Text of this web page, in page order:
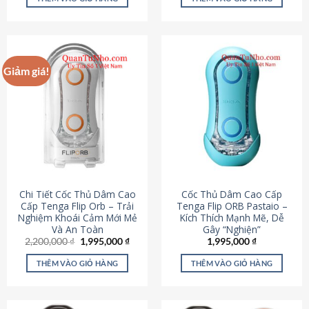
430,000 ₫. 650,000 ₫.
Giảm giá!
Chi Tiết Cốc Thủ Dâm Cao
Cấp Tenga Flip Orb – Trải
Nghiệm Khoái Cảm Mới Mẻ
Và An Toàn
2,200,000₫ Giá
gốc
là:
2,200,000 ₫.
1,995,000₫Giá
THÊM VÀO GIỎ HÀNG
Cốc Thủ Dâm Cao Cấp
Tenga Flip ORB Pastaio –
Kích Thích Mạnh Mẽ, Dễ
Gây “Nghiện”
1,995,000₫
THÊM VÀO GIỎ HÀNG